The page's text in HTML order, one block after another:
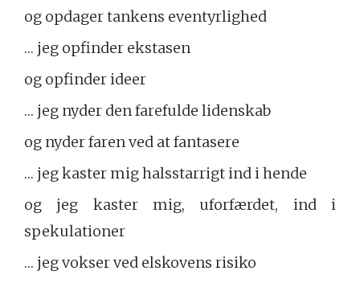
og opdager tankens eventyrlighed
… jeg opfinder ekstasen
og opfinder ideer
… jeg nyder den farefulde lidenskab
og nyder faren ved at fantasere
… jeg kaster mig halsstarrigt ind i hende
og jeg kaster mig, uforfærdet, ind i
spekulationer
… jeg vokser ved elskovens risiko